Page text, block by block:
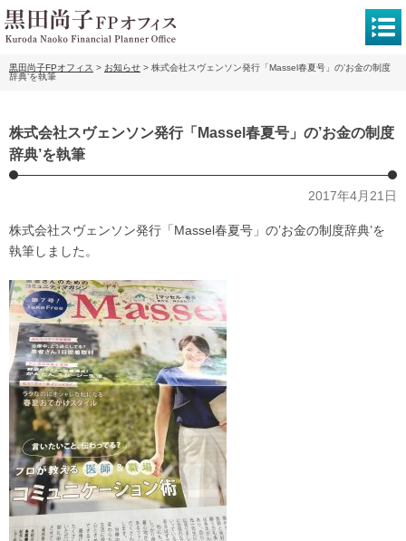
黒田尚子FPオフィス > お知らせ > 株式会社スヴェンソン発行「Massel春夏号」の’お金の制度
辞典’を執筆
株式会社スヴェンソン発行「Massel春夏号」の’お金の制度
辞典’を執筆
2017年4月21日
株式会社スヴェンソン発行「Massel春夏号」の’お金の制度辞典’を
執筆しました。